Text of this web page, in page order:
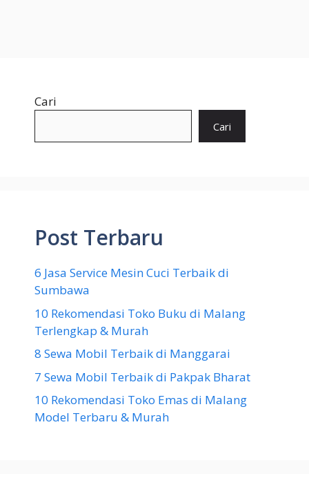
Cari
Cari
Post Terbaru
6 Jasa Service Mesin Cuci Terbaik di
Sumbawa
10 Rekomendasi Toko Buku di Malang
Terlengkap & Murah
8 Sewa Mobil Terbaik di Manggarai
7 Sewa Mobil Terbaik di Pakpak Bharat
10 Rekomendasi Toko Emas di Malang
Model Terbaru & Murah